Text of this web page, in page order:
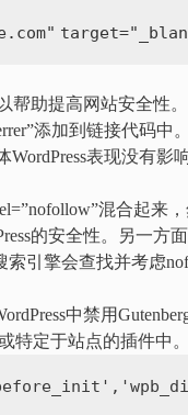
target=
帮助提高网站安全性
添加到链接代码
表现没有影响
混合起
的安全性。另一方
引擎会查找并考虑
中禁用
特定于站点的插件中。
,